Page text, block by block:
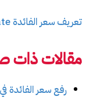
تعريف سعر الفائدة Interest rate وأنواعها وأسباب تغيرها
مقالات ذات